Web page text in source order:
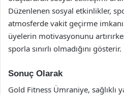
Düzenlenen sosyal etkinlikler,
atmosferde vakit geçirme
üyelerin motivasyonunu
sporla sınırlı olmadığını gösterir.
Sonuç Olarak
Gold Fitness Ümraniye, sağlıklı